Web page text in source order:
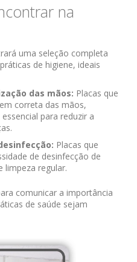
na
uma seleção completa
de higiene, ideais
das mãos: Placas que
correta das mãos,
para reduzir a
Placas que
de desinfecção de
limpeza regular.
comunicar a importância
de saúde sejam